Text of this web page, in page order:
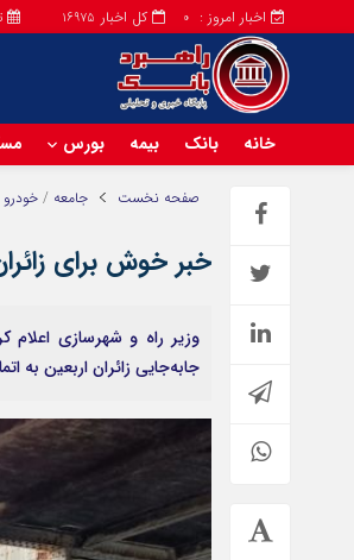
کل اخبار 16975 اخبار امروز : 0
خانه بانک بیمه بورس
صفحه نخست جامعه / خودرو
خبر خوش برای
وزیر راه و شهرسازی
جابه‌جایی زائران اربعین به